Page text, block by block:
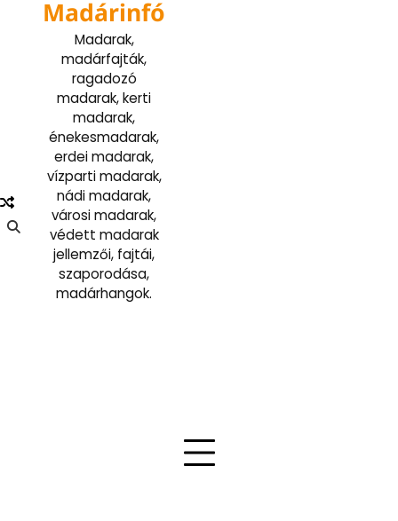
Madárinfó
Madarak,
madárfajták,
ragadozó
madarak, kerti
madarak,
énekesmadarak,
erdei madarak,
vízparti madarak,
nádi madarak,
városi madarak,
védett madarak
jellemzői, fajtái,
szaporodása,
madárhangok.